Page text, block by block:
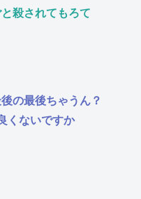
殺されてもろて
の最後ちゃうん？
くないですか